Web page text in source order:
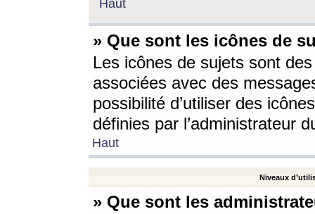
Haut
» Que sont les icônes de
Les icônes de sujets sont
associées avec des
possibilité d’utiliser des
définies par l’administrateur
Haut
Niveaux
» Que sont les